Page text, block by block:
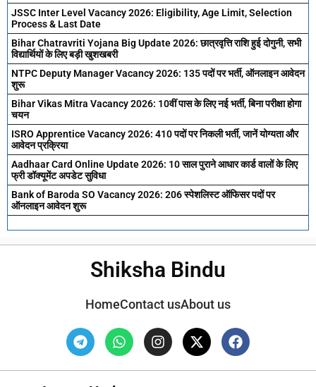
JSSC Inter Level Vacancy 2026: Eligibility, Age Limit, Selection
Process & Last Date
Bihar Chatravriti Yojana Big Update 2026: छात्रवृत्ति राशि हुई दोगुनी, सभी
विद्यार्थियों के लिए बड़ी खुशखबरी
NTPC Deputy Manager Vacancy 2026: 135 पदों पर भर्ती, ऑनलाइन आवेदन
शुरू
Bihar Vikas Mitra Vacancy 2026: 10वीं पास के लिए नई भर्ती, बिना परीक्षा होगा
चयन
ISRO Apprentice Vacancy 2026: 410 पदों पर निकली भर्ती, जानें योग्यता और
आवेदन प्रक्रिया
Aadhaar Card Online Update 2026: 10 साल पुराने आधार कार्ड वालों के लिए
फ्री डॉक्यूमेंट अपडेट सुविधा
Bank of Baroda SO Vacancy 2026: 206 स्पेशलिस्ट ऑफिसर पदों पर
ऑनलाइन आवेदन शुरू
Shiksha Bindu
HomeContact usAbout us